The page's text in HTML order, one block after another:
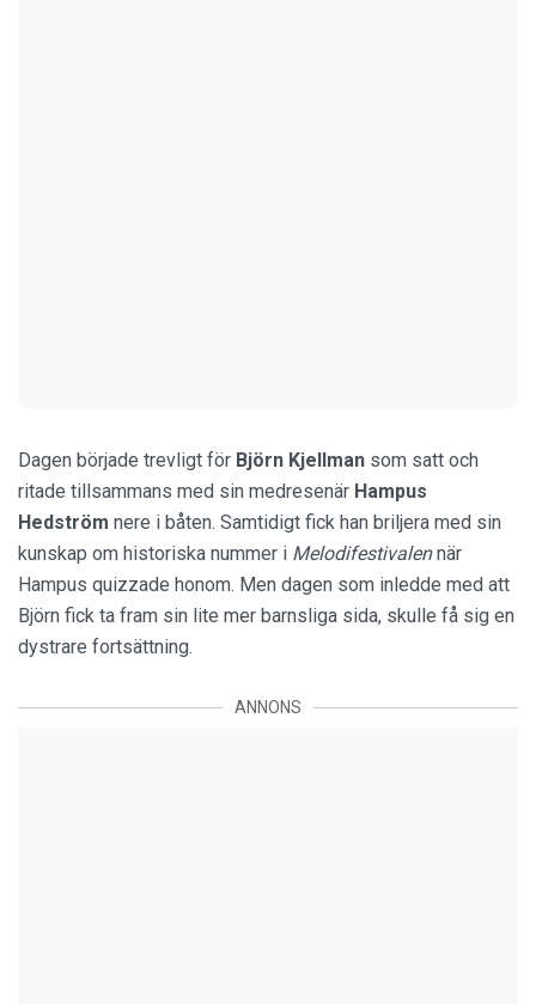
Dagen började trevligt för Björn Kjellman som satt och
ritade tillsammans med sin medresenär Hampus
Hedström nere i båten. Samtidigt fick han briljera med sin
kunskap om historiska nummer i Melodifestivalennär
Hampus quizzade honom. Men dagen som inledde med att
Björn fick ta fram sin lite mer barnsliga sida, skulle få sig en
dystrare fortsättning.
ANNONS